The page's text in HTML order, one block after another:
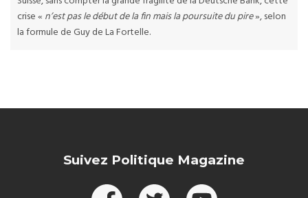
crise « n’est pas le début de la fin mais la poursuite du pire», selon
la formule de Guy de La Fortelle.
Suivez Politique Magazine